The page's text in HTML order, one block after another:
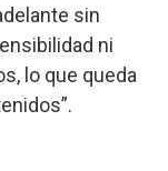
sin
ni
lo que queda